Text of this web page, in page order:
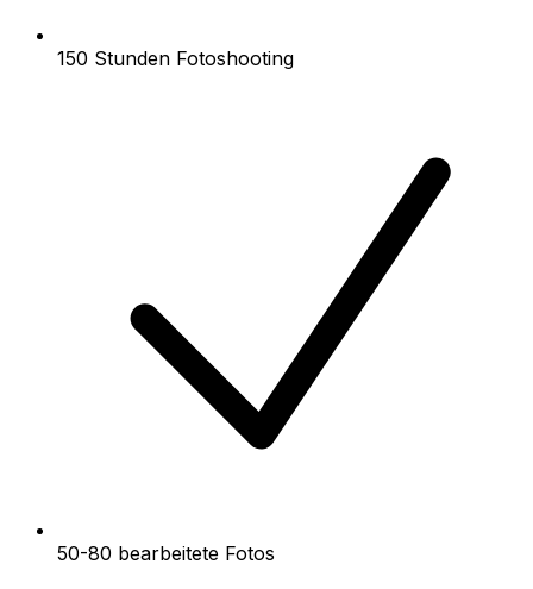
150 Stunden Fotoshooting
50-80 bearbeitete Fotos